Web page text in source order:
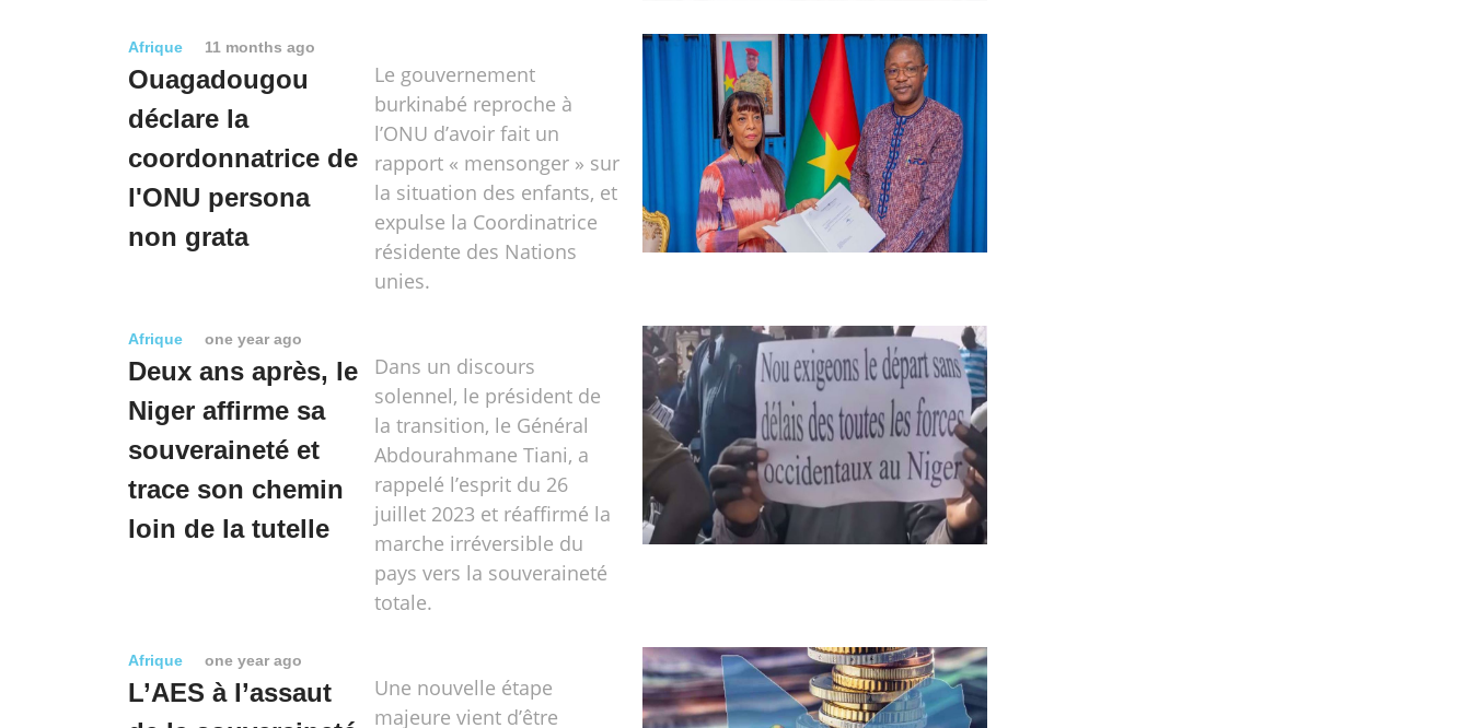
Afrique 11 months ago
Ouagadougou
déclare la
coordonnatrice de
l'ONU persona
non grata
Le gouvernement
burkinabé reproche à
l’ONU d’avoir fait un
rapport « mensonger » sur
la situation des enfants, et
expulse la Coordinatrice
résidente des Nations
unies.
Afrique one year ago
Deux ans après, le
Niger affirme sa
souveraineté et
trace son chemin
loin de la tutelle
Dans un discours
solennel, le président de
la transition, le Général
Abdourahmane Tiani, a
rappelé l’esprit du 26
juillet 2023 et réaffirmé la
marche irréversible du
pays vers la souveraineté
totale.
Afrique one year ago
L’AES à l’assaut
Une nouvelle étape
majeure vient d’être